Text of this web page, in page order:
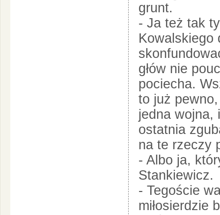
grunt.
- Ja też tak
Kowalskiego
głów nie
pociecha.
to już
jedna wojna,
ostatnia
na te rzeczy
- Albo ja,
Stankiewicz.
- Tegoście
miłosierdzie